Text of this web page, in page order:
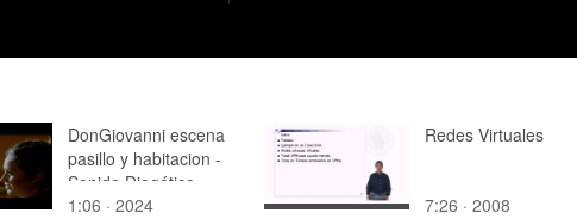
DonGiovanni escena
pasillo y habitacion -
Sonido Diegético
[Aurelio y Bowen]
1:06 · 2024
Redes Virtuales
7:26 · 2008